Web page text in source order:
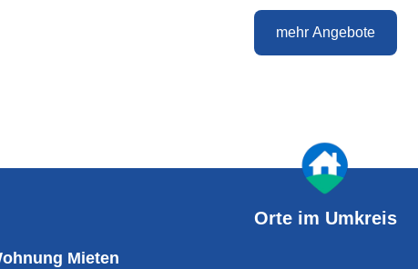
mehr Angebote
Orte im Umkreis
Mieten